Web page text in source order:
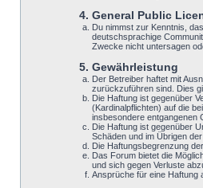
4. General Public
Du nimmst zur Kenntnis,
deutschsprachige
Zwecke nicht untersagen
5. Gewährleistung
Der Betreiber haftet mit
zurückzuführen sind. Dies
Die Haftung ist gegenüber
(Kardinalpflichten) auf die
insbesondere entgangenen
Die Haftung ist gegenüber
Schäden und im Übrigen
Die Haftungsbegrenzung
Das Forum bietet die
und sich gegen Verluste
Ansprüche für eine Haftung